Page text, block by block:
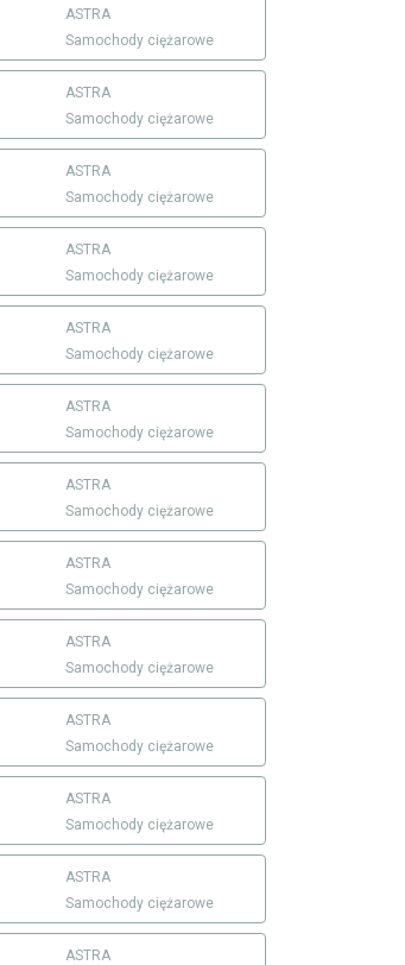
ASTRA
Samochody ciężarowe
ASTRA
Samochody ciężarowe
ASTRA
Samochody ciężarowe
ASTRA
Samochody ciężarowe
ASTRA
Samochody ciężarowe
ASTRA
Samochody ciężarowe
ASTRA
Samochody ciężarowe
ASTRA
Samochody ciężarowe
ASTRA
Samochody ciężarowe
ASTRA
Samochody ciężarowe
ASTRA
Samochody ciężarowe
ASTRA
Samochody ciężarowe
ASTRA